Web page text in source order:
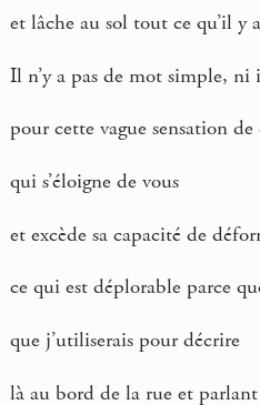
et lâche au sol tout ce qu’il y
Il n’y a pas de mot simple,
pour cette vague sensation
qui s’éloigne de vous
et excède sa capacité de
ce qui est déplorable parce
que j’utiliserais pour décrire
là au bord de la rue et